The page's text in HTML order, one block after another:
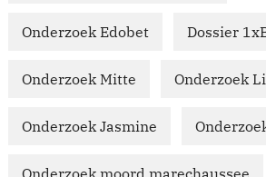
Onderzoek Edobet Dossier
Onderzoek Mitte Onderzoek
Onderzoek Jasmine
Onderzoek moord marechaussee